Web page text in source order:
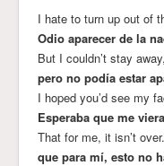
I hate to turn up out of
Odio aparecer de la
But I couldn’t stay
pero no podía estar
I hoped you’d see my
Esperaba que me
That for me, it isn’t over.
que para mí, esto no